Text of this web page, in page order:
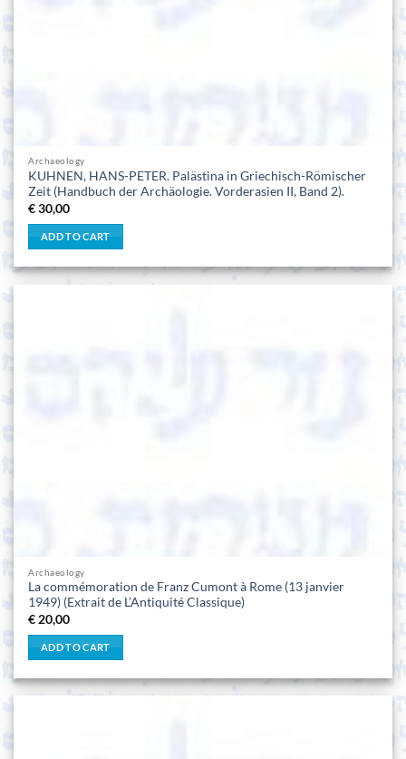
Archaeology
KUHNEN, HANS-PETER. Palästina in Griechisch-Römischer
Zeit (Handbuch der Archäologie. Vorderasien II, Band 2).
€30,00
ADD TO CART
Archaeology
La commémoration de Franz Cumont à Rome (13 janvier
1949) (Extrait de L’Antiquité Classique)
€ 20,00
ADD TO CART